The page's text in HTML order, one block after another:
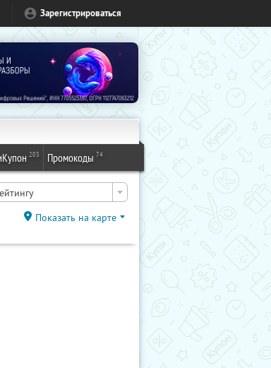
Зарегистрироваться
203 Промокоды 74
Показать на карте